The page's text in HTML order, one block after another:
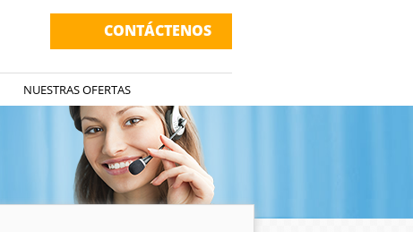
CONTÁCTENOS
NUESTRAS OFERTAS